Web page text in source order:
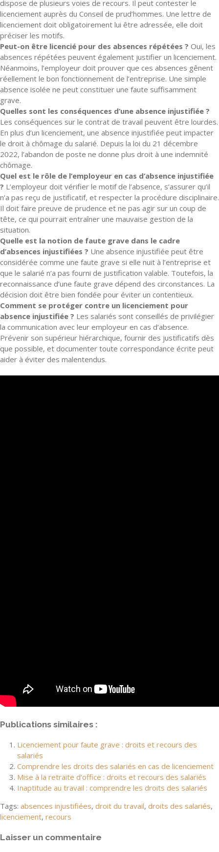
dispose de plusieurs voies de recours. Il peut contester le
licenciement auprès du Conseil de prud’hommes. Une lettre de
licenciement doit obligatoirement lui être adressée, elle doit
préciser les motifs.
Peut-on être licencié pour des absences répétées ? Oui, les
absences répétées peuvent également justifier un licenciement.
Néanmoins, l’employeur doit prouver que ces absences gênent
réellement le bon fonctionnement de l’entreprise. Une simple
absence isolée ne peut constituer une faute suffisamment
grave.
Quelles sont les conséquences d’une absence injustifiée ?
Les conséquences sur le contrat de travail peuvent être lourdes.
En plus d’un licenciement, une absence injustifiée peut impacter
le droit à chômage du salarié. Depuis la loi du 21 décembre
2022, l’abandon de poste ne donne plus droit à une indemnité
chômage.
Quel est le rôle de l’employeur en cas d’absence injustifiée
? L’employeur doit vérifier le motif de l’absence, s’assurer qu’il
n’a pas reçu de justificatif, et respecter la procédure disciplinaire.
Il doit faire preuve de prudence et ne pas agir sur un coup de
tête, ce qui pourrait entraîner une mauvaise gestion de la
situation.
Quelle est la notion de faute grave dans le cadre
d’absences injustifiées ? Une absence injustifiée peut être
considérée comme une faute grave si elle nuit à l’entreprise et
que le salarié n’a pas fourni de justification valable. Toutefois, la
reconnaissance d’une faute grave dépend des circonstances. La
décision doit être bien fondée pour éviter un contentieux.
Comment se protéger contre un licenciement pour
absence injustifiée ? Les salariés sont conseillés de privilégier
la communication avec leur employeur en cas d’absence.
Prévenir son supérieur hiérarchique, fournir des justificatifs dès
que possible, et documenter toute correspondance écrite peut
aider à éviter des malentendus.
Publications similaires :
Licenciement pour faute grave : droits et recours des
salariés
Comprendre les droits des salariés en cas de licenciement
Mise à la retraite d’office : droits et recours des salariés
Inaptitude au travail : comprendre les droits des salariés
Tags: absences injustifiées, droit du travail, droits des salariés,
licenciement, recours
Laisser un commentaire